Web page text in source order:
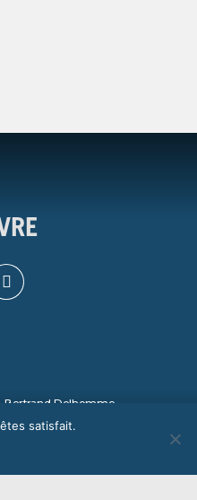
Bertrand Delhomme,
satisfait.